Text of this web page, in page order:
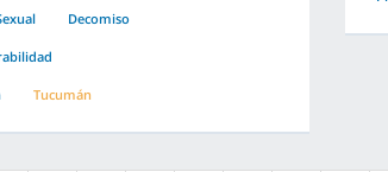
Decomiso
Tucumán